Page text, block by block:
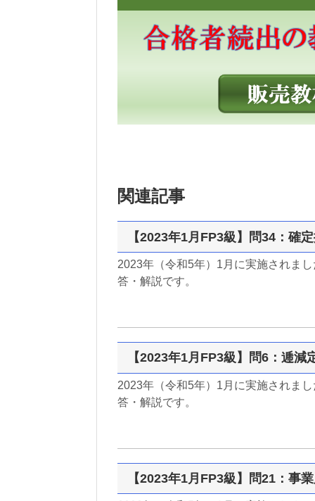
関連記事
【2023年1月FP3級】問34：確
2023年（令和5年）1月に実施されま
答・解説です。
【2023年1月FP3級】問6：逓減
2023年（令和5年）1月に実施されま
答・解説です。
【2023年1月FP3級】問21：事